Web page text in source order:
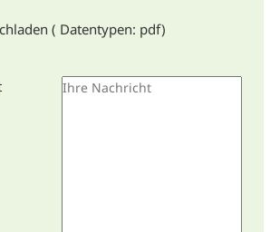
( Datentypen: pdf)